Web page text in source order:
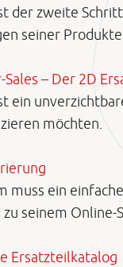
der zweite
seiner
– Der 2D
ein
möchten.
muss ein
seinem Online-
Ersatzteilkatalog